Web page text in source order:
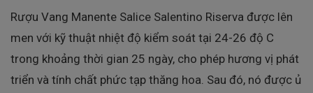
Rượu Vang Manente Salice Salentino Riserva được lên
men với kỹ thuật nhiệt độ kiểm soát tại 24-26 độ C
trong khoảng thời gian 25 ngày, cho phép hương vị phát
triển và tính chất phức tạp thăng hoa. Sau đó, nó được ủ